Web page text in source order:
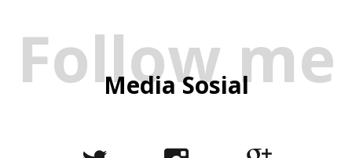
Follow me
Media Sosial